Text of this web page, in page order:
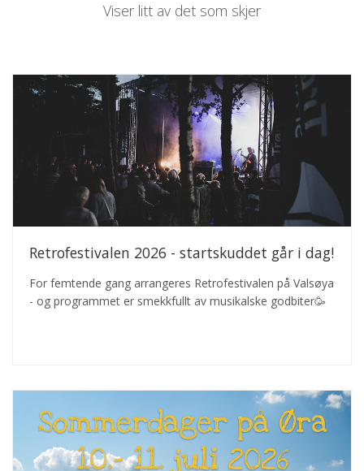
Viser litt av det som skjer
Retrofestivalen 2026 - startskuddet går i dag!
For femtende gang arrangeres Retrofestivalen på Valsøya
- og programmet er smekkfullt av musikalske godbiter🥳